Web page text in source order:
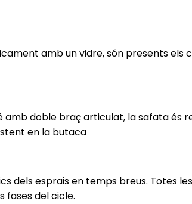
amb un vidre, són presents els
doble braç articulat, la safata és
en la butaca
dels esprais en temps breus. Totes
fases del cicle.